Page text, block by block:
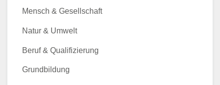
Mensch & Gesellschaft
Natur & Umwelt
Beruf & Qualifizierung
Grundbildung